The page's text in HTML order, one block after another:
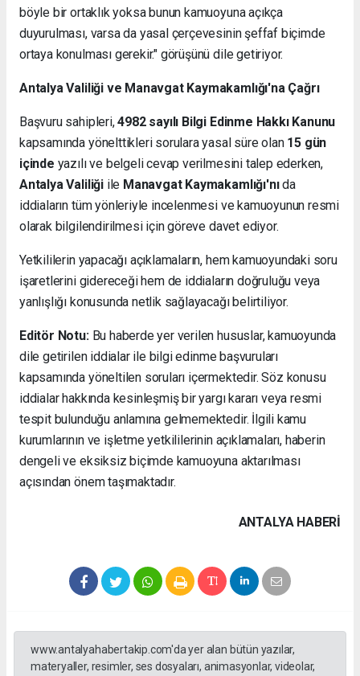
böyle bir ortaklık yoksa bunun kamuoyuna açıkça
duyurulması, varsa da yasal çerçevesinin şeffaf biçimde
ortaya konulması gerekir." görüşünü dile getiriyor.
Antalya Valiliği ve Manavgat Kaymakamlığı'na Çağrı
Başvuru sahipleri,4982 sayılı Bilgi Edinme Hakkı Kanunu
kapsamında yönelttikleri sorulara yasal süre olan 15 gün
içinde yazılı ve belgeli cevap verilmesini talep ederken,
Antalya Valiliğiile Manavgat Kaymakamlığı'nıda
iddiaların tüm yönleriyle incelenmesi ve kamuoyunun resmi
olarak bilgilendirilmesi için göreve davet ediyor.
Yetkililerin yapacağı açıklamaların, hem kamuoyundaki soru
işaretlerini gidereceği hem de iddiaların doğruluğu veya
yanlışlığı konusunda netlik sağlayacağı belirtiliyor.
Editör Notu:Bu haberde yer verilen hususlar, kamuoyunda
dile getirilen iddialar ile bilgi edinme başvuruları
kapsamında yöneltilen soruları içermektedir. Söz konusu
iddialar hakkında kesinleşmiş bir yargı kararı veya resmi
tespit bulunduğu anlamına gelmemektedir. İlgili kamu
kurumlarının ve işletme yetkililerinin açıklamaları, haberin
dengeli ve eksiksiz biçimde kamuoyuna aktarılması
açısından önem taşımaktadır.
ANTALYA HABERİ
www.antalyahabertakip.com'da yer alan bütün yazılar,
materyaller, resimler, ses dosyaları, animasyonlar, videolar,